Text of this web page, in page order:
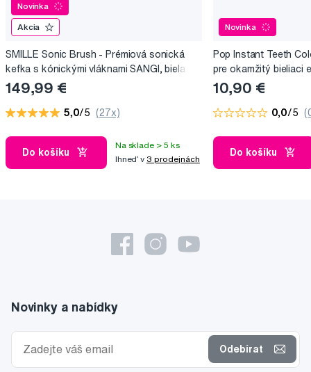
Novinka
Akcia
SMILLE Sonic Brush - Prémiová sonická
kefka s kónickými vláknami SANGI, biela
149,99 €
5,0/5 (27x)
Do košíku
Na sklade > 5 ks
Ihneď v 3 prodejnách
Novinka
Pop Instant Teeth
pre okamžitý bieliaci
10,90 €
0,0/5
Do košíku
Novinky a nabídky
Odebírat